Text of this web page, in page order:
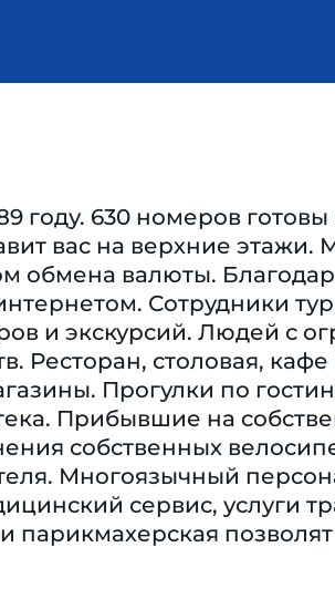
году. 630 номеров
вас на верхние
обмена валюты.
Сотрудники
и экскурсий. Людей с
Ресторан, столовая,
Прогулки по
Прибывшие на
собственных
Многоязычный
сервис, услуги
парикмахерская